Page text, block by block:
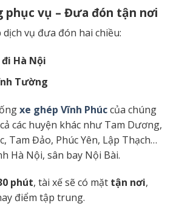
phục vụ – Đưa đón tận nơi
vụ đưa đón hai chiều:
Hà Nội
Tường
xe ghép Vĩnh Phúccủa chúng
các huyện khác như Tam Dương,
Tam Đảo, Phúc Yên, Lập Thạch…
Hà Nội, sân bay Nội Bài.
phút, tài xế sẽ có mặt tận nơi,
điểm tập trung.